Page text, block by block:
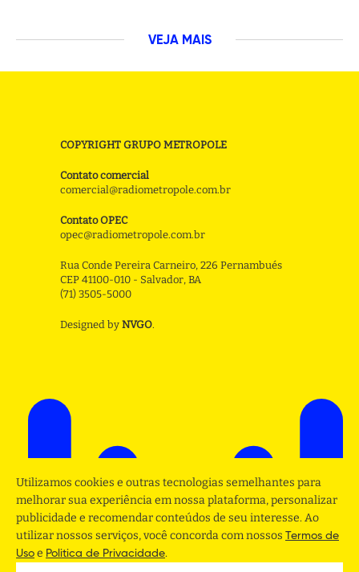
VEJA MAIS
COPYRIGHT GRUPO METROPOLE
Contato comercial
comercial@radiometropole.com.br
Contato OPEC
opec@radiometropole.com.br
Rua Conde Pereira Carneiro, 226 Pernambués
CEP 41100-010 - Salvador, BA
(71) 3505-5000
Designed by NVGO.
Utilizamos cookies e outras tecnologias semelhantes para
melhorar sua experiência em nossa plataforma, personalizar
publicidade e recomendar conteúdos de seu interesse. Ao
utilizar nossos serviços, você concorda com nossos Termos de
Uso e Politica de Privacidade.